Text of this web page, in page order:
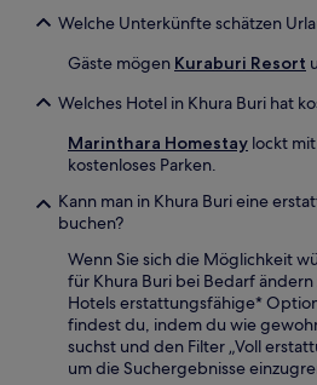
Welche Unterkünfte schätzen
Gäste mögen Kuraburi Resort
Welches Hotel in Khura Buri hat
Marinthara Homestay lockt
kostenloses Parken.
Kann man in Khura Buri eine
buchen?
Wenn Sie sich die Möglichkeit
für Khura Buri bei Bedarf
Hotels erstattungsfähige*
findest du, indem du wie
suchst und den Filter „Voll
um die Suchergebnisse